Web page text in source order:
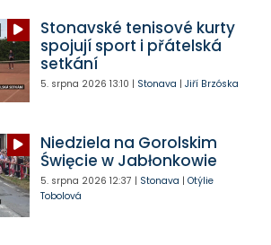
Stonavské tenisové kurty
spojují sport i přátelská
setkání
5. srpna 2026 13:10 | Stonava | Jiří Brzóska
Niedziela na Gorolskim
Święcie w Jabłonkowie
5. srpna 2026 12:37 | Stonava | Otýlie
Tobolová